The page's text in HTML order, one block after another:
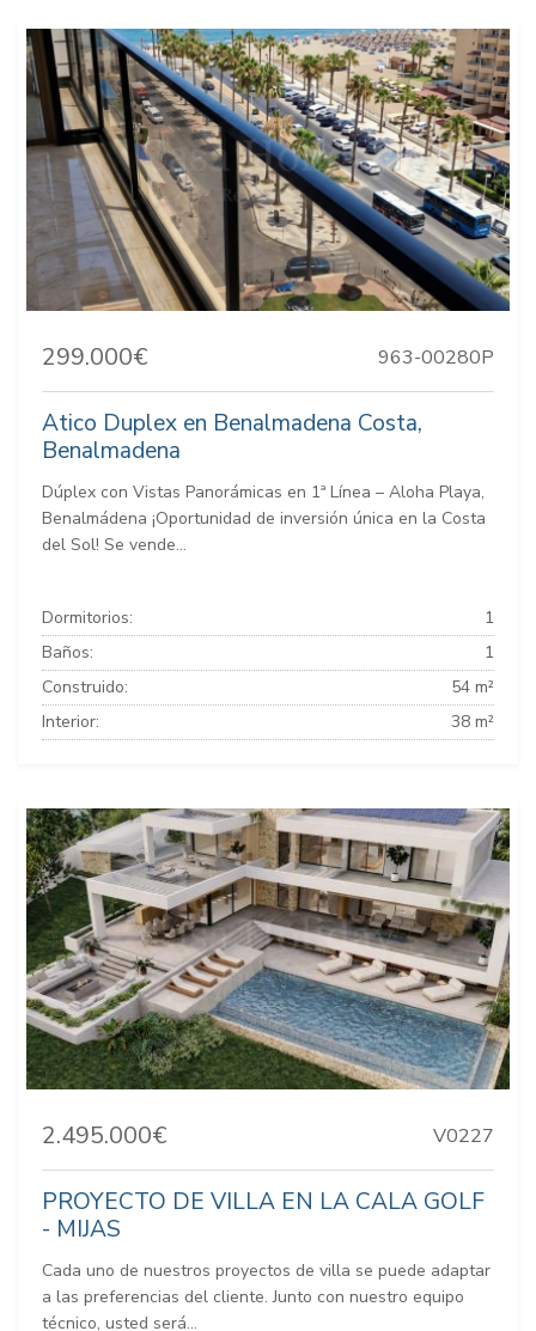
299.000€ 963-00280P
Atico Duplex en Benalmadena Costa,
Benalmadena
Dúplex con Vistas Panorámicas en 1ª Línea – Aloha Playa,
Benalmádena ¡Oportunidad de inversión única en la Costa
del Sol! Se vende...
Dormitorios:
1
Baños:
1
Construido:
54 m²
Interior:
38 m²
2.495.000€ V0227
PROYECTO DE VILLA EN LA CALA GOLF
- MIJAS
Cada uno de nuestros proyectos de villa se puede adaptar
a las preferencias del cliente. Junto con nuestro equipo
técnico, usted será...